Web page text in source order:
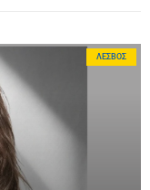
ΛΈΣΒΟΣ